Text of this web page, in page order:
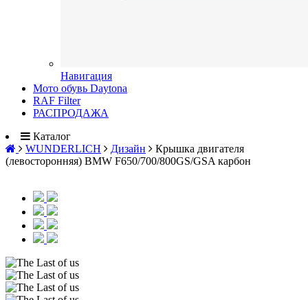
Навигация
Мото обувь Daytona
RAF Filter
РАСПРОДАЖА
Каталог
WUNDERLICH
Дизайн
Крышка двигателя
(левосторонняя) BMW F650/700/800GS/GSA карбон